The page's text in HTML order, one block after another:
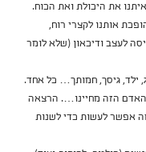
את היכולת ואת הכוח.
אותנו לקצרי רוח,
לעצב ודיכאון (שלא לומר
ילד, גיסך, חמותך… כל אחד.
הזה מחיינו…. הרצאה
אפשר לעשות כדי לשנות